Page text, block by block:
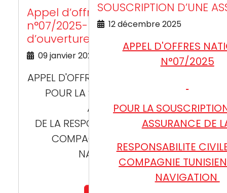
Appel d’offres national
n°07/2025- Report de l’horaire
d’ouverture des offres
09 janvier 2026
APPEL D'OFFRES NATIONAL N°07 /2025
POUR LA SOUSCRIPTION D'UNE
ASSURANCE
DE LA RESPONSABILITE CIVILE DE LA
COMPAGNIE TUNISIENNE DE
NAVIGATION EN
SA…
SOUSCRIPTION D’UNE
12 décembre 2025
APPEL D'OFFRES
N°07/2025
POUR LA
ASSURANCE DE
RESPONSABILITE
COMPAGNIE
NAVIGATION